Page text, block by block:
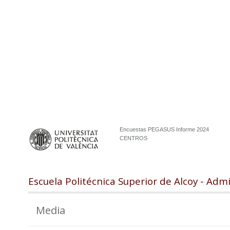
Encuestas PEGASUS Informe 2024
CENTROS
Escuela Politécnica Superior de Alcoy -
Media